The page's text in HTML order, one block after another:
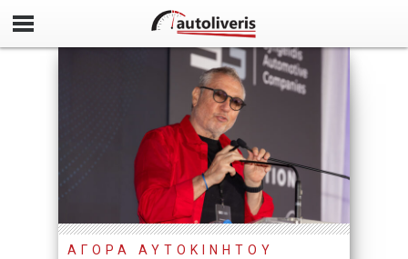
ΑΓΟΡΑ ΑΥΤΟΚΙΝΗΤΟΥ